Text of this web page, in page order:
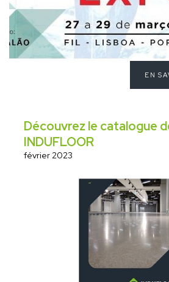
EN
Découvrez le catalogue
INDUFLOOR
février 2023